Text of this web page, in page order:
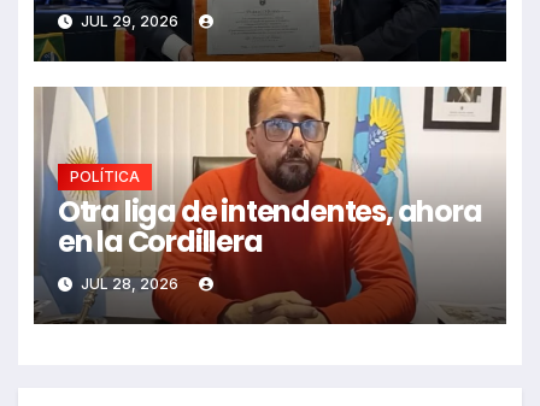
JUL 29, 2026
POLÍTICA
Otra liga de intendentes, ahora
en la Cordillera
JUL 28, 2026